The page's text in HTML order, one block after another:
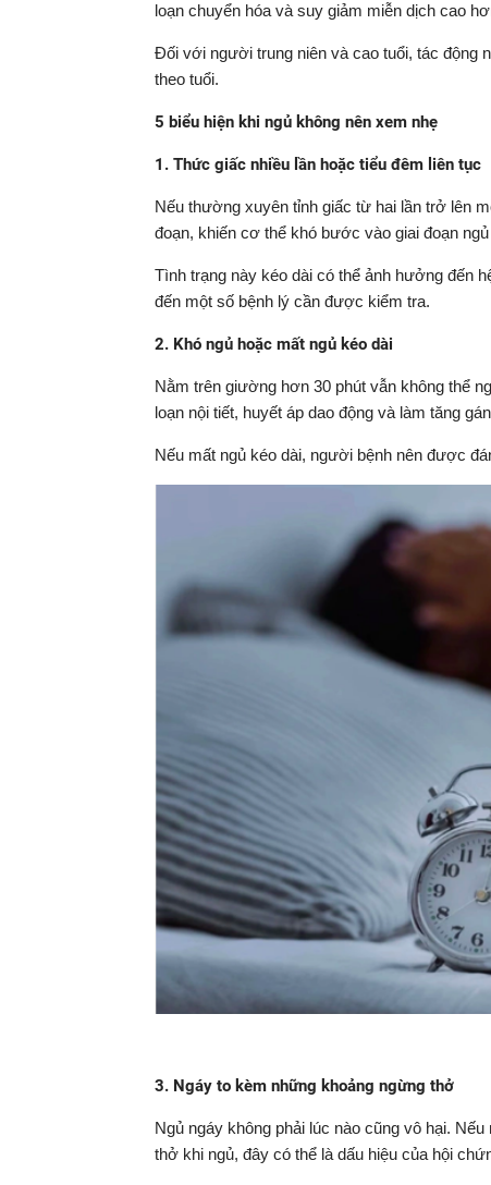
loạn chuyển hóa và suy giảm miễn dịch cao
Đối với người trung niên và cao tuổi, tác động
theo tuổi.
5 biểu hiện khi ngủ không nên xem nhẹ
1. Thức giấc nhiều lần hoặc tiểu đêm liên tục
Nếu thường xuyên tỉnh giấc từ hai lần trở lên
đoạn, khiến cơ thể khó bước vào giai đoạn
Tình trạng này kéo dài có thể ảnh hưởng đến
đến một số bệnh lý cần được kiểm tra.
2. Khó ngủ hoặc mất ngủ kéo dài
Nằm trên giường hơn 30 phút vẫn không thể
loạn nội tiết, huyết áp dao động và làm tăng
Nếu mất ngủ kéo dài, người bệnh nên được
3. Ngáy to kèm những khoảng ngừng thở
Ngủ ngáy không phải lúc nào cũng vô hại.
thở khi ngủ, đây có thể là dấu hiệu của hội